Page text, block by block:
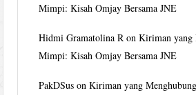
Mimpi: Kisah Omjay Bersama JNE
Hidmi Gramatolina R onKiriman yang
Mimpi: Kisah Omjay Bersama JNE
PakDSus onKiriman yang